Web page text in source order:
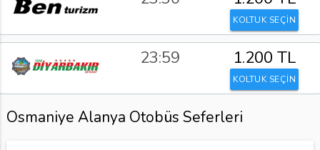
KOLTUK SEÇİN
23:59 1.200 TL
KOLTUK SEÇİN
Osmaniye Alanya Otobüs Seferleri